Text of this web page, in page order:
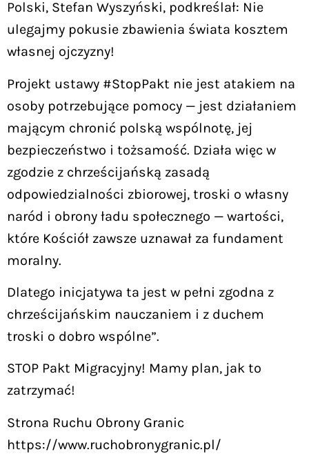
Polski, Stefan Wyszyński, podkreślał: Nie
ulegajmy pokusie zbawienia świata kosztem
własnej ojczyzny!
Projekt ustawy #StopPakt nie jest atakiem na
osoby potrzebujące pomocy — jest działaniem
mającym chronić polską wspólnotę, jej
bezpieczeństwo i tożsamość. Działa więc w
zgodzie z chrześcijańską zasadą
odpowiedzialności zbiorowej, troski o własny
naród i obrony ładu społecznego — wartości,
które Kościół zawsze uznawał za fundament
moralny.
Dlatego inicjatywa ta jest w pełni zgodna z
chrześcijańskim nauczaniem i z duchem
troski o dobro wspólne”.
STOP Pakt Migracyjny! Mamy plan, jak to
zatrzymać!
Strona Ruchu Obrony Granic
https://www.ruchobronygranic.pl/